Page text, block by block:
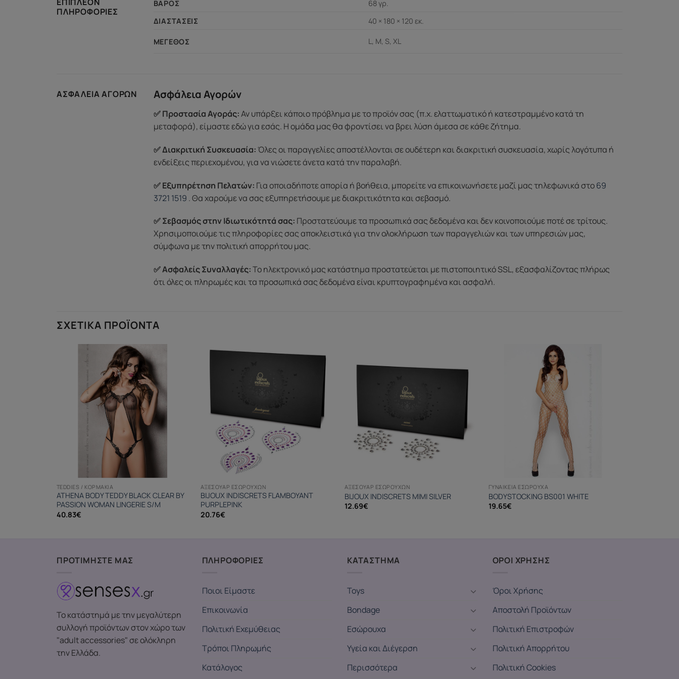
ΠΛΗΡΟΦΟΡΊΕΣ
ΒΆΡΟΣ
68 γρ.
ΔΙΑΣΤΆΣΕΙΣ
40 × 180 × 120 εκ.
ΜΈΓΕΘΟΣ L, M, S, XL
ΑΣΦΆΛΕΙΑ ΑΓΟΡΏΝ Ασφάλεια Αγορών
✅ Προστασία Αγοράς:Αν υπάρξει κάποιο πρόβλημα με το προϊόν σας (π.χ. ελαττωματικό ή κατεστραμμένο κατά τη
μεταφορά), είμαστε εδώ για εσάς. Η ομάδα μας θα φροντίσει να βρει λύση άμεσα σε κάθε ζήτημα.
✅ Διακριτική Συσκευασία:Όλες οι παραγγελίες αποστέλλονται σε ουδέτερη και διακριτική συσκευασία, χωρίς λογότυπα ή
ενδείξεις περιεχομένου, για να νιώσετε άνετα κατά την παραλαβή.
✅ Εξυπηρέτηση Πελατών: Για οποιαδήποτε απορία ή βοήθεια, μπορείτε να επικοινωνήσετε μαζί μας τηλεφωνικά στο69
3721 1519 . Θα χαρούμε να σας εξυπηρετήσουμε με διακριτικότητα και σεβασμό.
✅ Σεβασμός στην Ιδιωτικότητά σας: Προστατεύουμε τα προσωπικά σας δεδομένα και δεν κοινοποιούμε ποτέ σε τρίτους.
Χρησιμοποιούμε τις πληροφορίες σας αποκλειστικά για την ολοκλήρωση των παραγγελιών και των υπηρεσιών μας,
σύμφωνα με την πολιτική απορρήτου μας.
✅ Ασφαλείς Συναλλαγές:Το ηλεκτρονικό μας κατάστημα προστατεύεται με πιστοποιητικό SSL, εξασφαλίζοντας πλήρως
ότι όλες οι πληρωμές και τα προσωπικά σας δεδομένα είναι κρυπτογραφημένα και ασφαλή.
ΣΧΕΤΙΚΆ ΠΡΟΪΌΝΤΑ
TEDDIES / ΚΟΡΜΆΚΙΑ
ATHENA BODY TEDDY BLACK CLEAR BY
PASSION WOMAN LINGERIE S/M
40.83€
ΑΞΕΣΟΥΆΡ ΕΣΩΡΟΎΧΩΝ
BIJOUX INDISCRETS FLAMBOYANT
PURPLEPINK
20.76€
ΑΞΕΣΟΥΆΡ ΕΣΩΡΟΎΧΩΝ
BIJOUX INDISCRETS MIMI SILVER
12.69€
ΓΥΝΑΙΚΕΊΑ ΕΣΏΡΟΥΧΑ
BODYSTOCKING BS001 WHITE
19.65€
ΠΡΟΤΙΜΗΣΤΕ ΜΑΣ
Το κατάστημά με την μεγαλύτερη
συλλογή προϊόντων στον χώρο των
"adult accessories" σε ολόκληρη
την Ελλάδα.
ΠΛΗΡΟΦΟΡΙΕΣ
Ποιοι Είμαστε
Επικοινωνία
Πολιτική Εχεμύθειας
Τρόποι Πληρωμής
Κατάλογος
ΚΑΤΑΣΤΗΜΑ
Toys
Bondage
Εσώρουχα
Υγεία και Διέγερση
Περισσότερα
ΟΡΟΙ ΧΡΗΣΗΣ
Όροι Χρήσης
Αποστολή Προϊόντων
Πολιτική Επιστροφών
Πολιτική Απορρήτου
Πολιτική Cookies